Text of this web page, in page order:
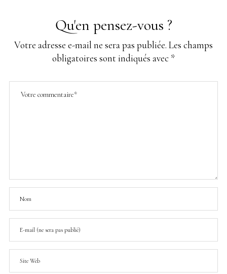
Qu'en pensez-vous ?
Votre adresse e-mail ne sera pas publiée. Les champs
obligatoires sont indiqués avec *